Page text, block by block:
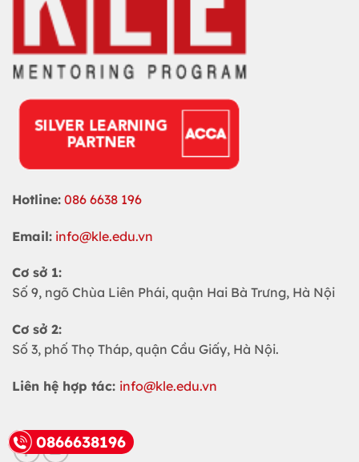
Hotline: 086 6638 196
Email: info@kle.edu.vn
Cơ sở 1:
Số 9, ngõ Chùa Liên Phái, quận Hai Bà Trưng, Hà Nội
Cơ sở 2:
Số 3, phố Thọ Tháp, quận Cầu Giấy, Hà Nội.
Liên hệ hợp tác: info@kle.edu.vn
0866638196